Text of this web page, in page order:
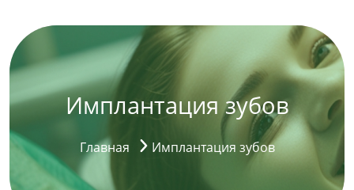
Имплантация зубов
Главная Имплантация зубов